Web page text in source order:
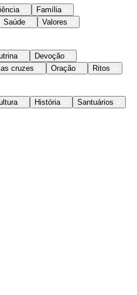
Família
Saúde
Valores
Devoção
cruzes Oração
Ritos
História
Santuários